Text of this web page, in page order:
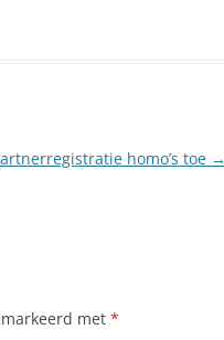
homo’s toe →
met *